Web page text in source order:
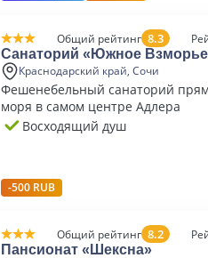
Общий рейтинг 8.3
Санаторий «Южное
Краснодарский край, Сочи
Фешенебельный санаторий
моря в самом центре Адлера
Восходящий душ
-500 RUB
Общий рейтинг 8.2
Пансионат «Шексна»